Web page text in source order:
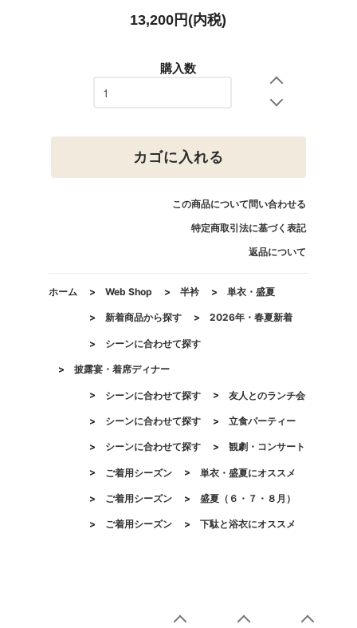
13,200円(内税)
購入数
カゴに入れる
この商品について問い合わせる
特定商取引法に基づく表記
返品について
ホーム > Web Shop > 半衿 > 単衣・盛夏
> 新着商品から探す > 2026年・春夏新着
> シーンに合わせて探す
> 披露宴・着席ディナー
> シーンに合わせて探す > 友人とのランチ会
> シーンに合わせて探す > 立食パーティー
> シーンに合わせて探す > 観劇・コンサート
> ご着用シーズン > 単衣・盛夏にオススメ
> ご着用シーズン > 盛夏（６・７・８月）
> ご着用シーズン > 下駄と浴衣にオススメ